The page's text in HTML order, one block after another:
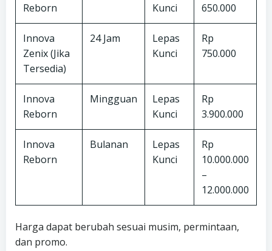
Reborn
Kunci
650.000
Innova
Zenix (Jika
Tersedia)
24 Jam
Lepas
Kunci
Rp
750.000
Innova
Reborn
Mingguan
Lepas
Kunci
Rp
3.900.000
Innova
Reborn
Bulanan
Lepas
Kunci
Rp
10.000.000
–
12.000.000
Harga dapat berubah sesuai musim, permintaan,
dan promo.